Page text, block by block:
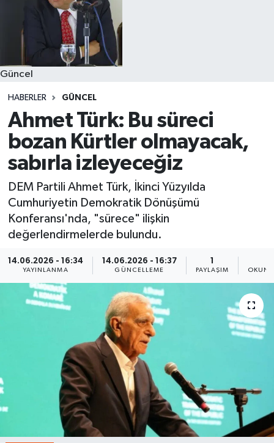
Güncel
HABERLER GÜNCEL
Ahmet Türk: Bu süreci
bozan Kürtler olmayacak,
sabırla izleyeceğiz
DEM Partili Ahmet Türk, İkinci Yüzyılda
Cumhuriyetin Demokratik Dönüşümü
Konferansı'nda, "sürece" ilişkin
değerlendirmelerde bulundu.
14.06.2026 - 16:34
YAYINLANMA
14.06.2026 - 16:37
GÜNCELLEME
1
PAYLAŞIM